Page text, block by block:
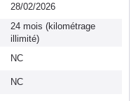
28/02/2026
24 mois (kilométrage
illimité)
NC
NC